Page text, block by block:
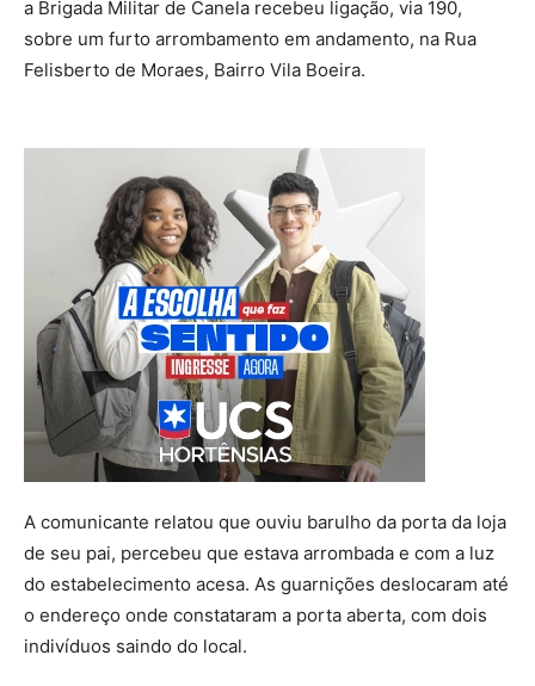
a Brigada Militar de Canela recebeu ligação, via 190,
sobre um furto arrombamento em andamento, na Rua
Felisberto de Moraes, Bairro Vila Boeira.
A comunicante relatou que ouviu barulho da porta da loja
de seu pai, percebeu que estava arrombada e com a luz
do estabelecimento acesa. As guarnições deslocaram até
o endereço onde constataram a porta aberta, com dois
indivíduos saindo do local.